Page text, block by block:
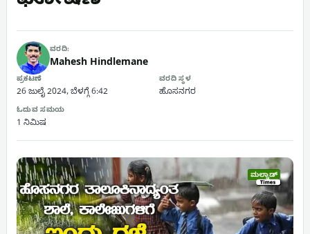
ವರದಿ:
Mahesh Hindlemane
ಪ್ರಕಟಣೆ
26 ಜುಲೈ 2024, ಬೆಳಗ್ಗೆ 6:42
ವರದಿ ಸ್ಥಳ
ಹೊಸನಗರ
ಓದುವ ಸಮಯ
1 ನಿಮಿಷ